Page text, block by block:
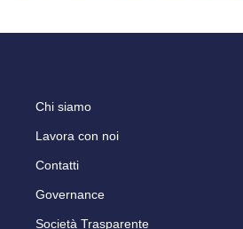
Chi siamo
Lavora con noi
Contatti
Governance
Società Trasparente